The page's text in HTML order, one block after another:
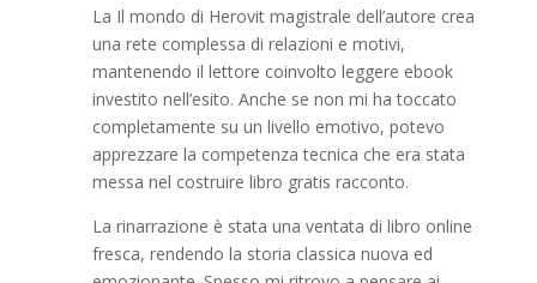
La Il mondo di Herovit magistrale dell’autore crea
una rete complessa di relazioni e motivi,
mantenendo il lettore coinvolto leggere ebook
investito nell’esito. Anche se non mi ha toccato
completamente su un livello emotivo, potevo
apprezzare la competenza tecnica che era stata
messa nel costruire libro gratis racconto.
La rinarrazione è stata una ventata di libro online
fresca, rendendo la storia classica nuova ed